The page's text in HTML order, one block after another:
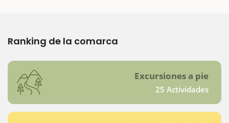
Ranking de la comarca
Excursiones a pie
25 Actividades